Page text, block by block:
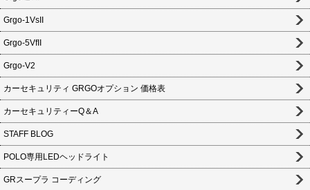
Grgo-1VsII
Grgo-5VfII
Grgo-V2
カーセキュリティ GRGOオプション 価格表
カーセキュリティーQ＆A
STAFF BLOG
POLO専用LEDヘッドライト
GRスープラ コーディング